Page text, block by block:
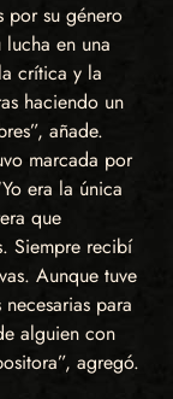
por su género
en una
crítica y la
haciendo un
añade.
marcada por
era la única
que
Siempre recibí
Aunque tuve
para
alguien con
agregó.